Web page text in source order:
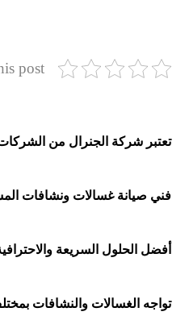
post
تعتبر شركة الجنرال من
فني صيانة غسالات ونشافات
أفضل الحلول السريعة
تواجه الغسالات والنشافات